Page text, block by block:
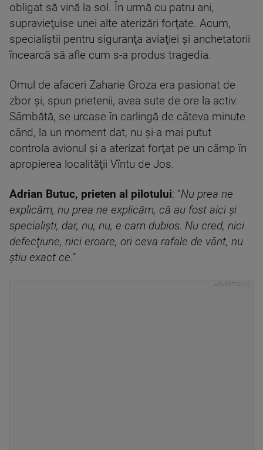
obligat să vină la sol. În urmă cu patru ani,
supravieţuise unei alte aterizări forţate. Acum,
specialiştii pentru siguranţa aviaţiei şi anchetatorii
încearcă să afle cum s-a produs tragedia.
Omul de afaceri Zaharie Groza era pasionat de
zbor şi, spun prietenii, avea sute de ore la activ.
Sâmbătă, se urcase în carlingă de câteva minute
când, la un moment dat, nu şi-a mai putut
controla avionul şi a aterizat forţat pe un câmp în
apropierea localităţii Vîntu de Jos.
Adrian Butuc, prieten al pilotului: ”Nu prea ne
explicăm, nu prea ne explicăm, că au fost aici şi
specialişti, dar, nu, nu, e cam dubios. Nu cred, nici
defecţiune, nici eroare, ori ceva rafale de vânt, nu
ştiu exact ce."